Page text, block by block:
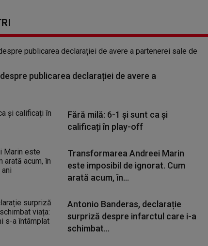
publicarea declarației de avere a
Fără milă: 6-1 și sunt ca și
calificați în play-off
Transformarea Andreei Marin
este imposibil de ignorat. Cum
arată acum, în...
Antonio Banderas, declarație
surpriză despre infarctul care i-a
schimbat...